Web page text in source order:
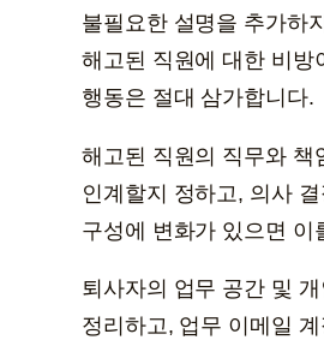
불필요한 설명을 추가하
해고된 직원에 대한 비방
행동은 절대 삼가합니다.
해고된 직원의 직무와 책
인계할지 정하고, 의사
구성에 변화가 있으면 이
퇴사자의 업무 공간 및
정리하고, 업무 이메일